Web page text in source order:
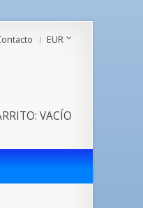
EUR
VACÍO